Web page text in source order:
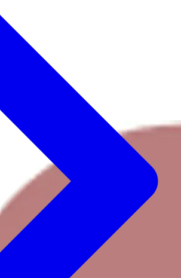
がす